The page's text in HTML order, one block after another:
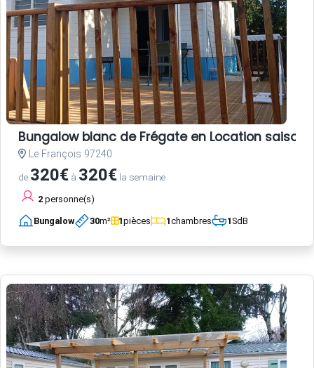
Bungalow blanc de Frégate en Location
Le François 97240
de 320€ à 320€ la semaine
2 personne(s)
Bungalow 30m² 1pièces 1chambres 1SdB